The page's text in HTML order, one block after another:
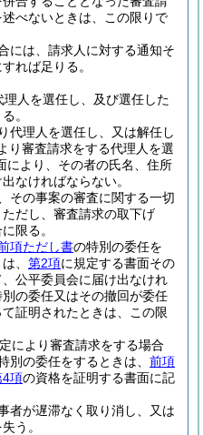
べないときは、この限りで
には、請求人に対する通知そ
れば足りる。
人を選任し、及び選任した
。
代理人を選任し、又は解任し
り審査請求をする代理人を選
により、その者の氏名、住所
なければならない。
その事案の審査に関する一切
ただし、審査請求の取下げ
限る。
項ただし書の特別の委任を
、 第2項に規定する書面その
公平委員会に届け出なけれ
の委任又はその撤回が委任
証明されたときは、この限
により審査請求をする場合
別の委任をするときは、 前項
4項の資格を証明する書面に記
者が遅滞なく取り消し、又は
う。